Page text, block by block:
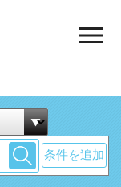
条件を追加